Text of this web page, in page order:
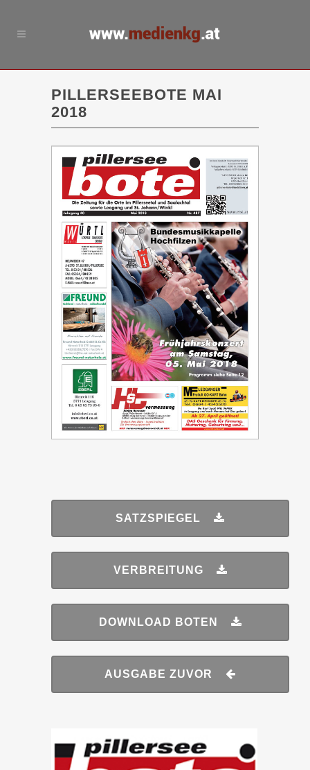
PILLERSEEBOTE MAI
2018
SATZSPIEGEL
VERBREITUNG
DOWNLOAD BOTEN
AUSGABE ZUVOR